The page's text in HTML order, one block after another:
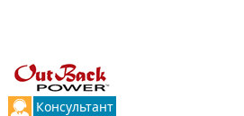
Консультант